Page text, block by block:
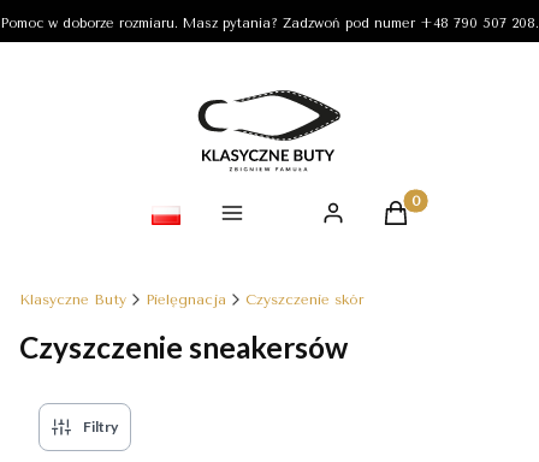
Pomoc w doborze rozmiaru. Masz pytania? Zadzwoń pod numer +48 790 507 208.
Produkty w
Klasyczne Buty Pielęgnacja Czyszczenie skór
Czyszczenie sneakersów
Filtry